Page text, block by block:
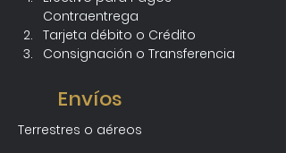
Contraentrega
Tarjeta débito o Crédito
Consignación o Transferencia
Envíos
Terrestres o aéreos